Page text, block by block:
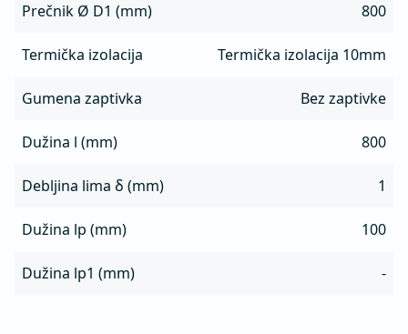
Prečnik Ø D1 (mm) 800
Termička izolacija Termička izolacija 10mm
Gumena zaptivka Bez zaptivke
Dužina l (mm) 800
Debljina lima δ (mm) 1
Dužina lp (mm) 100
Dužina lp1 (mm) -